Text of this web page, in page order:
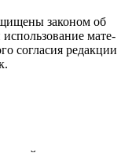
зако­ном об
мате­
согла­сия редак­ции